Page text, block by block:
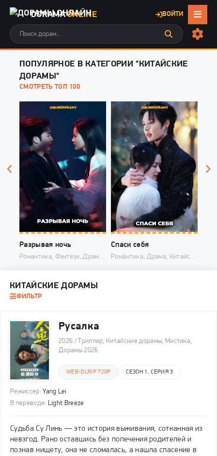
DORAMAONLINE ВОЙТИ
ПОПУЛЯРНОЕ В КАТЕГОРИИ "КИТАЙСКИЕ
ДОРАМЫ"
СМОТРЕТЬ ТОП 100
Разрывая ночь
Романтика, Фэнтези, Драма, Китайские дорамы, Дорамы 2025
Спаси себя
Романтика, Драма, Китайские дорамы, Дорамы 2025
КИТАЙСКИЕ ДОРАМЫ
ФИЛЬТР
Русалка
2026 / Триллер, Китайские дорамы, Мистика,
Дорамы 2026
WEB-DLRIP 720P СЕЗОН 1, СЕРИЯ 3
Режиссер: Yang Lei
В переводе: Light Breeze
Судьба Су Линь — это история выживания, сотканная из
невзгод. Рано оставшись без попечения родителей и
познав нищету, она не сломалась, а нашла спасение в